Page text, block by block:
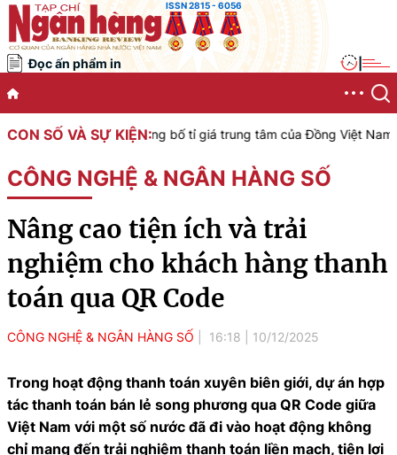
ISSN 2815 - 6056
Đọc ấn phẩm in
CON SỐ VÀ SỰ KIỆN:
Nam công bố tỉ giá trung tâm của Đồng Việt Nam với Đô la Mỹ,
CÔNG NGHỆ & NGÂN HÀNG SỐ
Nâng cao tiện ích và trải
nghiệm cho khách hàng thanh
toán qua QR Code
CÔNG NGHỆ & NGÂN HÀNG SỐ 16:18 10/12/2025
Trong hoạt động thanh toán xuyên biên giới, dự án hợp
tác thanh toán bán lẻ song phương qua QR Code giữa
Việt Nam với một số nước đã đi vào hoạt động không
chỉ mang đến trải nghiệm thanh toán liền mạch, tiện lợi